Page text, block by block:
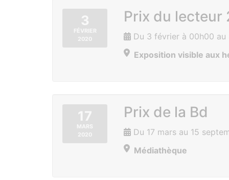
3
FÉVRIER
2020
Prix du lecteur
Du 3 février à 00h00
Exposition visible aux
17
MARS
2020
Prix de la Bd
Du 17 mars au 15
Médiathèque